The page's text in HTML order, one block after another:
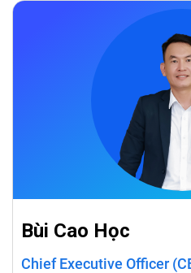
Bùi Cao Học
Chief Executive Officer